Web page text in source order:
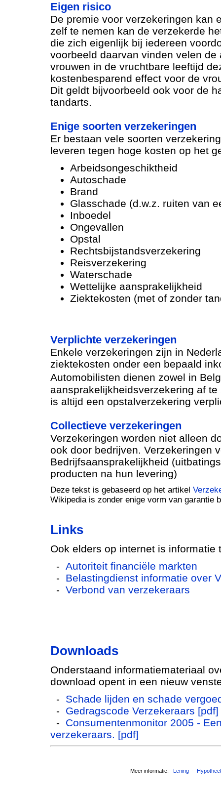
Eigen risico
De premie voor verzekeringen kan
zelf te nemen kan de verzekerde
die zich eigenlijk bij iedereen
voorbeeld daarvan vinden velen
vrouwen in de vruchtbare leeftijd
kostenbesparend effect voor de
Dit geldt bijvoorbeeld ook voor de
tandarts.
Enige soorten verzekeringen
Er bestaan vele soorten
leveren tegen hoge kosten op het
Arbeidsongeschiktheid
Autoschade
Brand
Glasschade (d.w.z. ruiten van
Inboedel
Ongevallen
Opstal
Rechtsbijstandsverzekering
Reisverzekering
Waterschade
Wettelijke aansprakelijkheid
Ziektekosten (met of zonder
Verplichte verzekeringen
Enkele verzekeringen zijn in
ziektekosten onder een bepaald
Automobilisten dienen zowel in
aansprakelijkheidsverzekering af
is altijd een opstalverzekering
Collectieve verzekeringen
Verzekeringen worden niet alleen
ook door bedrijven. Verzekeringen
Bedrijfsaansprakelijkheid
producten na hun levering)
Deze tekst is gebaseerd op het artikel
Wikipedia is zonder enige vorm van garantie
Links
Ook elders op internet is
- Autoriteit financiële markten
- Belastingdienst informatie over
- Verbond van verzekeraars
Downloads
Onderstaand informatiemateriaal
download opent in een nieuw
- Schade lijden en schade
- Gedragscode Verzekeraars [pdf]
- Consumentenmonitor 2005 -
verzekeraars. [pdf]
Meer informatie: Lening-